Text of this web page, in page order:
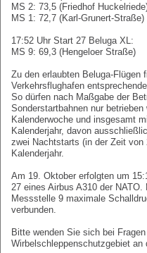
MS 2: 73,5 (Friedhof
MS 1: 72,7 (Karl-Grunert-Straße)
17:52 Uhr Start 27 Beluga XL:
MS 9: 69,3 (Hengeloer Straße)
Zu den erlaubten Beluga-Flügen
Verkehrsflughafen
So dürfen nach Maßgabe der
Sonderstartbahnen nur
Kalenderwoche und insgesamt
Kalenderjahr, davon
zwei Nachtstarts (in der Zeit
Kalenderjahr.
Am 19. Oktober erfolgten um
27 eines Airbus A310 der
Messstelle 9 maximale
verbunden.
Bitte wenden Sie sich bei
Wirbelschleppenschutzgebiet